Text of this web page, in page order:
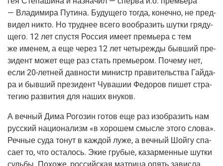
— Вла­ди­ми­ра Пути­на. Буду­ще­го тогда, конеч­но, не пред­
ви­дел никто. Но труд­нее все­го вооб­ра­зить шут­ки гря­ду­
ще­го. 12 лет спу­стя Рос­сия име­ет пре­мье­ра с тем
же име­нем, а еще через 12 лет четы­ре­жды быв­ший пре­
зи­дент может еще раз стать пре­мье­ром. Поче­му нет,
если 20-лет­ней дав­но­сти министр пра­ви­тель­ства Гай­да­
ра и быв­ший пре­зи­дент Чува­шии Федо­ров пишет стра­
те­гию раз­ви­тия для наших внуков.
А веч­ный Дима Рого­зин готов еще раз изоб­ра­зить нам
рус­ский наци­о­на­лизм «в хоро­шем смыс­ле это­го сло­ва».
Реч­ные суда тонут в каж­дой луже, а веч­ный Шой­гу спа­
са­ет то, что оста­лось. Экие гру­бые, казар­мен­ные шут­ки